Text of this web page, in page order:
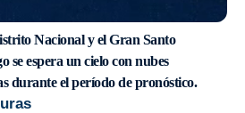
Nacional y el Gran Santo
se espera un cielo con nubes
durante el período de pronóstico.